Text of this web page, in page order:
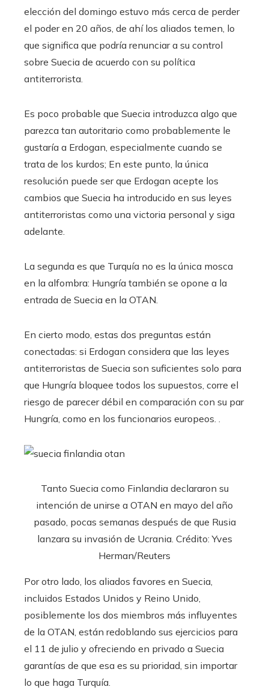
elección del domingo estuvo más cerca de perder
el poder en 20 años, de ahí los aliados temen, lo
que significa que podría renunciar a su control
sobre Suecia de acuerdo con su política
antiterrorista.
Es poco probable que Suecia introduzca algo que
parezca tan autoritario como probablemente le
gustaría a Erdogan, especialmente cuando se
trata de los kurdos; En este punto, la única
resolución puede ser que Erdogan acepte los
cambios que Suecia ha introducido en sus leyes
antiterroristas como una victoria personal y siga
adelante.
La segunda es que Turquía no es la única mosca
en la alfombra: Hungría también se opone a la
entrada de Suecia en la OTAN.
En cierto modo, estas dos preguntas están
conectadas: si Erdogan considera que las leyes
antiterroristas de Suecia son suficientes solo para
que Hungría bloquee todos los supuestos, corre el
riesgo de parecer débil en comparación con su par
Hungría, como en los funcionarios europeos. .
Tanto Suecia como Finlandia declararon su
intención de unirse a OTAN en mayo del año
pasado, pocas semanas después de que Rusia
lanzara su invasión de Ucrania. Crédito: Yves
Herman/Reuters
Por otro lado, los aliados favores en Suecia,
incluidos Estados Unidos y Reino Unido,
posiblemente los dos miembros más influyentes
de la OTAN, están redoblando sus ejercicios para
el 11 de julio y ofreciendo en privado a Suecia
garantías de que esa es su prioridad, sin importar
lo que haga Turquía.